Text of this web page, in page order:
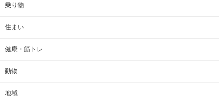
乗り物
住まい
健康・筋トレ
動物
地域